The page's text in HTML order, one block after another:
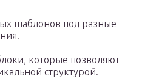
шаблонов под разные
которые позволяют
структурой.